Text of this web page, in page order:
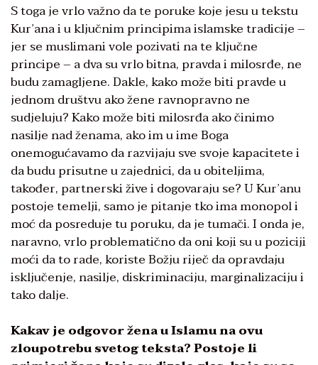
S toga je vrlo važno da te poruke koje jesu u tekstu
Kur’ana i u ključnim principima islamske tradicije –
jer se muslimani vole pozivati na te ključne
principe – a dva su vrlo bitna, pravda i milosrđe, ne
budu zamagljene. Dakle, kako može biti pravde u
jednom društvu ako žene ravnopravno ne
sudjeluju? Kako može biti milosrđa ako činimo
nasilje nad ženama, ako im u ime Boga
onemogućavamo da razvijaju sve svoje kapacitete i
da budu prisutne u zajednici, da u obiteljima,
također, partnerski žive i dogovaraju se? U Kur’anu
postoje temelji, samo je pitanje tko ima monopol i
moć da posreduje tu poruku, da je tumači. I onda je,
naravno, vrlo problematično da oni koji su u poziciji
moći da to rade, koriste Božju riječ da opravdaju
isključenje, nasilje, diskriminaciju, marginalizaciju i
tako dalje.
Kakav je odgovor žena u Islamu na ovu
zloupotrebu svetog teksta? Postoje li